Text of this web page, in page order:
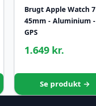
Brugt Apple Watch 7
45mm - Aluminium -
GPS
1.649 kr.
Se produkt →